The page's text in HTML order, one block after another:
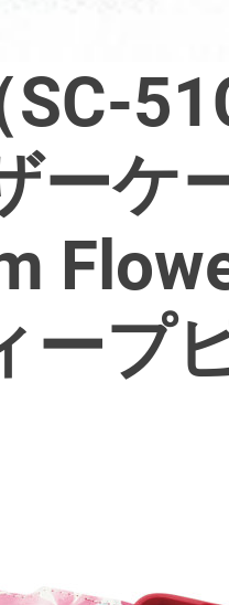
ーケ
ープ